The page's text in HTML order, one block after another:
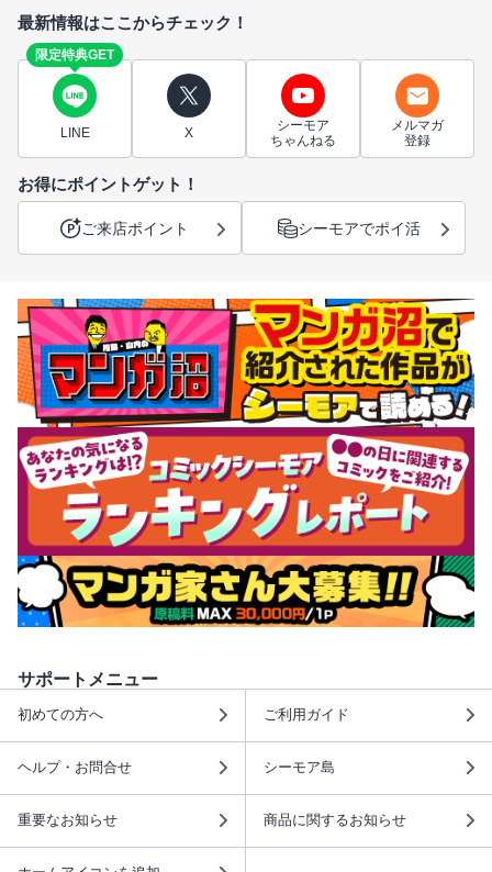
最新情報はここからチェック！
限定特典GET
LINE X
シーモア
ちゃんねる
メルマガ
登録
お得にポイントゲット！
ご来店ポイント シーモアでポイ活
サポートメニュー
初めての方へ ご利用ガイド
ヘルプ・お問合せ シーモア島
重要なお知らせ 商品に関するお知らせ